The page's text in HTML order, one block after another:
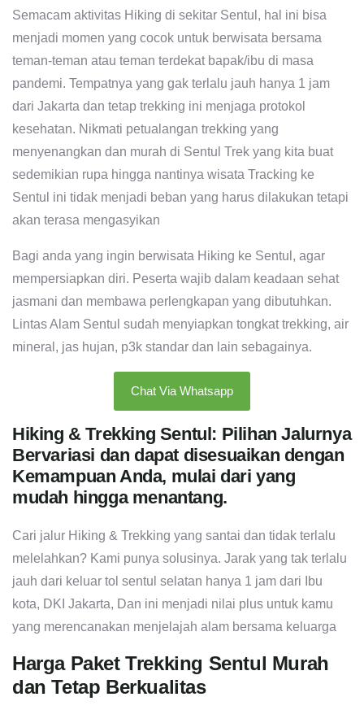
Semacam aktivitas Hiking di sekitar Sentul, hal ini bisa
menjadi momen yang cocok untuk berwisata bersama
teman-teman atau teman terdekat bapak/ibu di masa
pandemi. Tempatnya yang gak terlalu jauh hanya 1 jam
dari Jakarta dan tetap trekking ini menjaga protokol
kesehatan. Nikmati petualangan trekking yang
menyenangkan dan murah di Sentul Trek yang kita buat
sedemikian rupa hingga nantinya wisata Tracking ke
Sentul ini tidak menjadi beban yang harus dilakukan tetapi
akan terasa mengasyikan
Bagi anda yang ingin berwisata Hiking ke Sentul, agar
mempersiapkan diri. Peserta wajib dalam keadaan sehat
jasmani dan membawa perlengkapan yang dibutuhkan.
Lintas Alam Sentul sudah menyiapkan tongkat trekking, air
mineral, jas hujan, p3k standar dan lain sebagainya.
Chat Via Whatsapp
Hiking & Trekking Sentul: Pilihan Jalurnya
Bervariasi dan dapat disesuaikan dengan
Kemampuan Anda, mulai dari yang
mudah hingga menantang.
Cari jalur Hiking & Trekking yang santai dan tidak terlalu
melelahkan? Kami punya solusinya. Jarak yang tak terlalu
jauh dari keluar tol sentul selatan hanya 1 jam dari Ibu
kota, DKI Jakarta, Dan ini menjadi nilai plus untuk kamu
yang merencanakan menjelajah alam bersama keluarga
Harga Paket Trekking Sentul Murah
dan Tetap Berkualitas